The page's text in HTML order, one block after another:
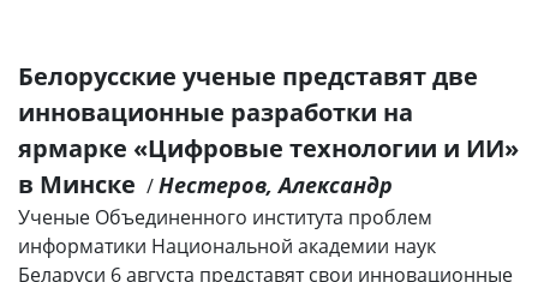
Белорусские ученые представят две
инновационные разработки на
ярмарке «Цифровые технологии и ИИ»
в Минске /Нестеров, Александр
Ученые Объединенного института проблем
информатики Национальной академии наук
Беларуси 6 августа представят свои инновационные